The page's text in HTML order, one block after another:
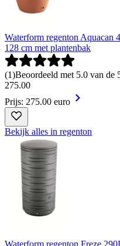
Waterform regenton Aquacan
128 cm met plantenbak
(1)Beoordeeld met 5.0 van de
275.00
Prijs: 275.00 euro
Bekijk alles in regenton
Waterform regenton Freze